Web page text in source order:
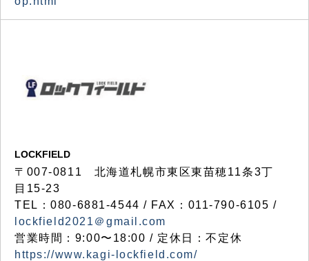
LOCKFIELD
〒007-0811 北海道札幌市東区東苗穂11条3丁
目15-23
TEL：080-6881-4544 / FAX：011-790-6105 /
lockfield2021＠gmail.com
営業時間：9:00〜18:00 / 定休日：不定休
https://www.kagi-lockfield.com/